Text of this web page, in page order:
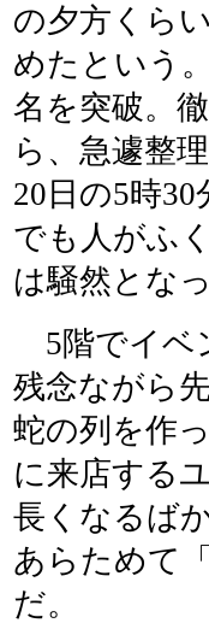
の夕方くら
めたという
名を突破。
ら、急遽整
20日の5時
でも人がふ
は騒然とな
5階でイベ
残念ながら
蛇の列を作
に来店する
長くなるば
あらためて
だ。